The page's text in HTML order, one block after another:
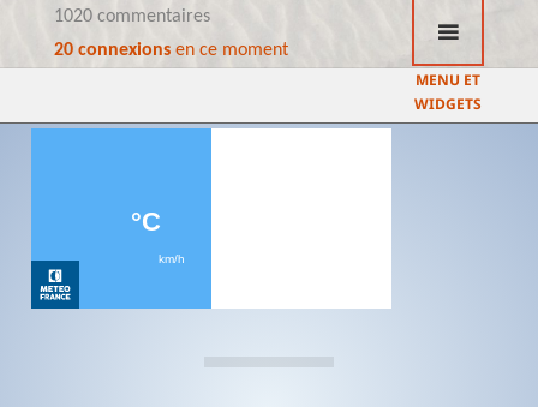
1020 commentaires
20 connexionsen ce moment
MENU ET
WIDGETS